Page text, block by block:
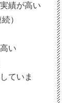
績が高い
）
い
ていま